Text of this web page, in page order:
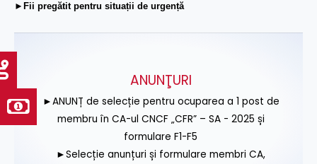
►Fii pregătit pentru situații de urgență
ANUNŢURI
►ANUNȚ de selecție pentru ocuparea a 1 post de
membru în CA-ul CNCF „CFR” – SA - 2025 și
formulare F1-F5
►Selecție anunțuri și formulare membri CA,